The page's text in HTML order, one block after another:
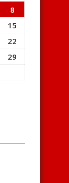
8
15
22
29